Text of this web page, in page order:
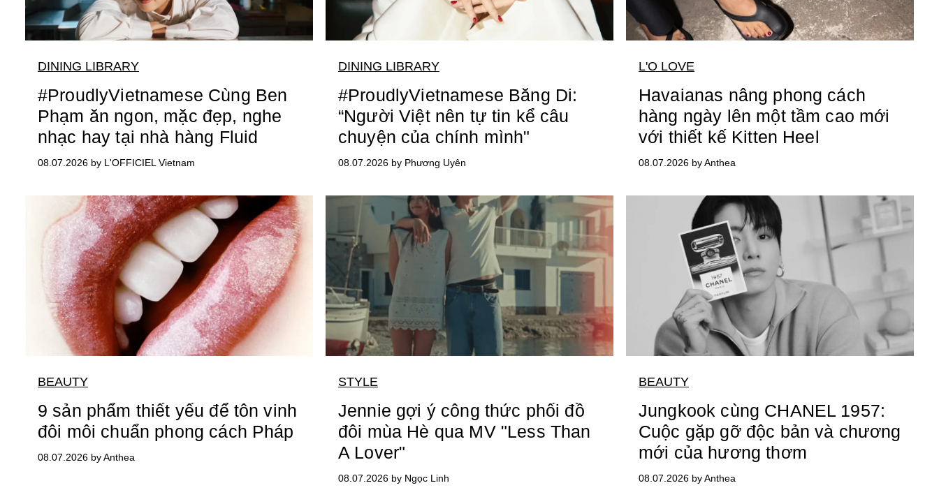
DINING LIBRARY
#ProudlyVietnamese Cùng Ben
Phạm ăn ngon, mặc đẹp, nghe
nhạc hay tại nhà hàng Fluid
08.07.2026 by L'OFFICIEL Vietnam
DINING LIBRARY
#ProudlyVietnamese Băng Di:
“Người Việt nên tự tin kể câu
chuyện của chính mình"
08.07.2026 by Phương Uyên
L'O LOVE
Havaianas nâng phong cách
hàng ngày lên một tầm cao mới
với thiết kế Kitten Heel
08.07.2026 by Anthea
BEAUTY
9 sản phẩm thiết yếu để tôn vinh
đôi môi chuẩn phong cách Pháp
08.07.2026 by Anthea
STYLE
Jennie gợi ý công thức phối đồ
đôi mùa Hè qua MV "Less Than
A Lover"
08.07.2026 by Ngọc Linh
BEAUTY
Jungkook cùng CHANEL 1957:
Cuộc gặp gỡ độc bản và chương
mới của hương thơm
08.07.2026 by Anthea